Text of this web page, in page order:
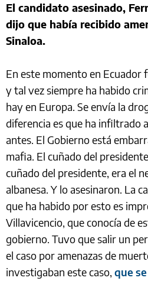
El candidato asesinado,
dijo que había recibido
Sinaloa.
En este momento en Ecuador
y tal vez siempre ha habido
hay en Europa. Se envía la
diferencia es que ha infiltrado
antes. El Gobierno está
mafia. El cuñado del
cuñado del presidente, era el
albanesa. Y lo asesinaron. La
que ha habido por esto es
Villavicencio, que conocía de
gobierno. Tuvo que salir un
el caso por amenazas de
investigaban este caso, que